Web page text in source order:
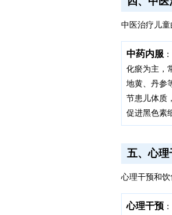
中医治疗儿童
中药内服
化瘀为主，
地黄、丹参
节患儿体质
促进黑色素
五、心理
心理干预和饮
心理干预